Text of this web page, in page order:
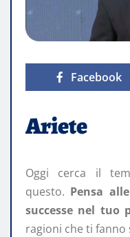
Facebook
Ariete
Oggi cerca il
questo. Pensa
successe nel tuo
ragioni che ti